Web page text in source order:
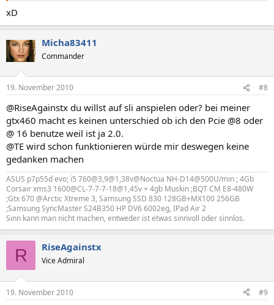
xD
Micha83411
Commander
19. November 2010 #8
@RiseAgainstx du willst auf sli anspielen oder? bei meiner
gtx460 macht es keinen unterschied ob ich den Pcie @8 oder
@ 16 benutze weil ist ja 2.0.
@TE wird schon funktionieren würde mir deswegen keine
gedanken machen
ASUS p7p55d evo; i5 760@3,9@1,38v@Noctua NH-D14@500U/min ; 4Gb
Corsair xms3 1600@CL-7-7-7-18@1,45v + 4gb Muskin ;BQT CM E8-480W
;Gtx 670 @Arctic Xtreme 3, Samsung SSD 830 128GB+MX100 256GB
;Samsung SyncMaster S24B350 HP DV6 6002eg, IPad Air 2
Sinn kann man nicht machen, entweder ist etwas sinnvoll oder sinnlos.
R RiseAgainstx
Vice Admiral
19. November 2010 #9